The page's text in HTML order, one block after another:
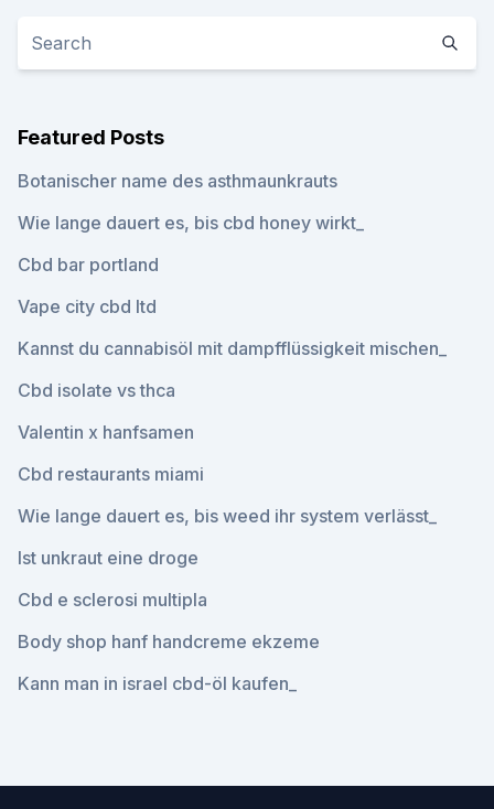
Featured Posts
Botanischer name des asthmaunkrauts
Wie lange dauert es, bis cbd honey wirkt_
Cbd bar portland
Vape city cbd ltd
Kannst du cannabisöl mit dampfflüssigkeit mischen_
Cbd isolate vs thca
Valentin x hanfsamen
Cbd restaurants miami
Wie lange dauert es, bis weed ihr system verlässt_
Ist unkraut eine droge
Cbd e sclerosi multipla
Body shop hanf handcreme ekzeme
Kann man in israel cbd-öl kaufen_